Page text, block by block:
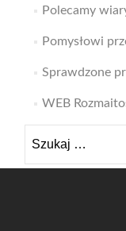
Polecamy
Pomysłowi
Sprawdzone
WEB